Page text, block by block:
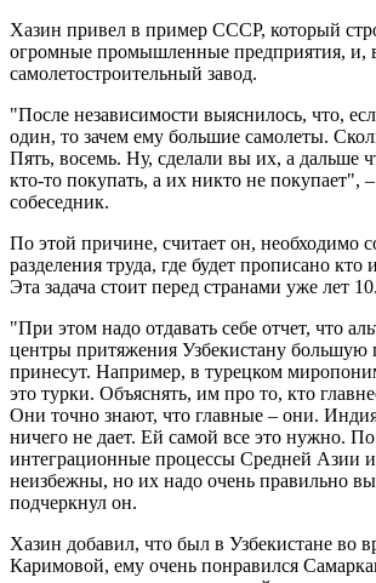
Хазин привел в пример СССР, который
огромные промышленные предприятия, и,
самолетостроительный завод.
"После независимости выяснилось, что,
один, то зачем ему большие самолеты.
Пять, восемь. Ну, сделали вы их, а дальше
кто-то покупать, а их никто не покупает",
собеседник.
По этой причине, считает он, необходимо
разделения труда, где будет прописано кто
Эта задача стоит перед странами уже лет 10.
"При этом надо отдавать себе отчет, что
центры притяжения Узбекистану большую
принесут. Например, в турецком
это турки. Объяснять, им про то, кто
Они точно знают, что главные – они.
ничего не дает. Ей самой все это нужно.
интеграционные процессы Средней Азии
неизбежны, но их надо очень правильно
подчеркнул он.
Хазин добавил, что был в Узбекистане во
Каримовой, ему очень понравился